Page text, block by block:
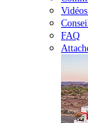
FAQ